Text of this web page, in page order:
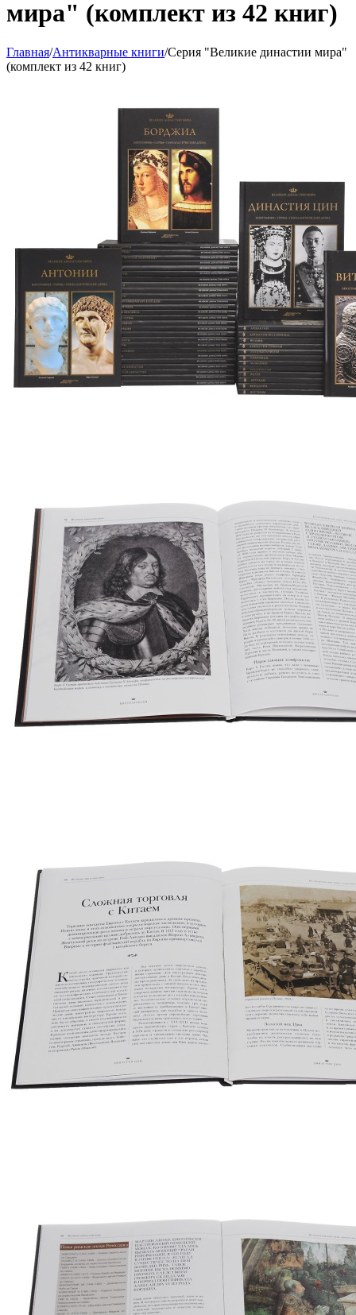
мира" (комплект из 42 книг)
Главная/Антикварные книги/Серия "Великие династии мира"
(комплект из 42 книг)